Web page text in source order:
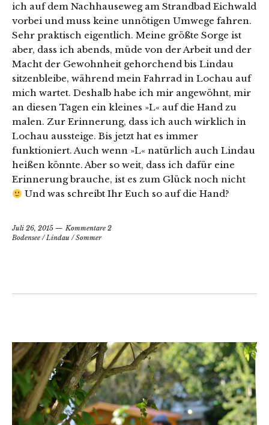
ich auf dem Nachhauseweg am Strandbad Eichwald
vorbei und muss keine unnötigen Umwege fahren.
Sehr praktisch eigentlich. Meine größte Sorge ist
aber, dass ich abends, müde von der Arbeit und der
Macht der Gewohnheit gehorchend bis Lindau
sitzenbleibe, während mein Fahrrad in Lochau auf
mich wartet. Deshalb habe ich mir angewöhnt, mir
an diesen Tagen ein kleines »L« auf die Hand zu
malen. Zur Erinnerung, dass ich auch wirklich in
Lochau aussteige. Bis jetzt hat es immer
funktioniert. Auch wenn »L« natürlich auch Lindau
heißen könnte. Aber so weit, dass ich dafür eine
Erinnerung brauche, ist es zum Glück noch nicht
Und was schreibt Ihr Euch so auf die Hand?
Juli 26, 2015
Kommentare 2
Bodensee /Lindau /Sommer